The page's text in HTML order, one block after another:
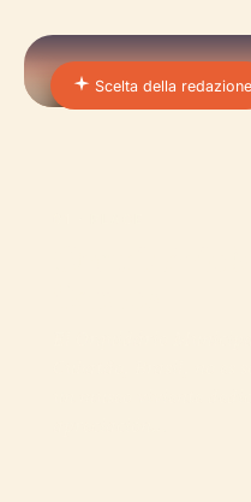
Scelta della redazione